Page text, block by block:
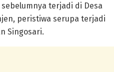
terjadi di Desa
peristiwa serupa terjadi
Singosari.